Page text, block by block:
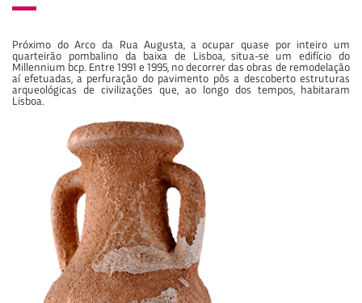
Próximo do Arco da Rua Augusta, a ocupar quase por inteiro um
quarteirão pombalino da baixa de Lisboa, situa-se um edifício do
Millennium bcp. Entre 1991 e 1995, no decorrer das obras de remodelação
aí efetuadas, a perfuração do pavimento pôs a descoberto estruturas
arqueológicas de civilizações que, ao longo dos tempos, habitaram
Lisboa.